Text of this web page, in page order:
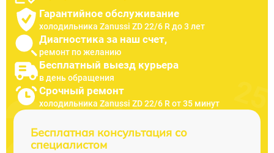
Гарантийное обслуживание
холодильника Zanussi ZD 22/6 R до 3 лет
Диагностика за наш счет,
ремонт по желанию
Бесплатный выезд курьера
в день обращения
Срочный ремонт
холодильника Zanussi ZD 22/6 R от 35 минут
Бесплатная консультация со
специалистом